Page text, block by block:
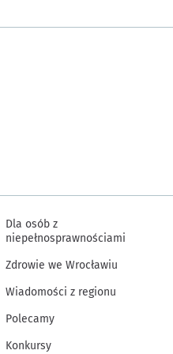
Dla osób z
niepełnosprawnościami
Zdrowie we Wrocławiu
Wiadomości z regionu
Polecamy
Konkursy